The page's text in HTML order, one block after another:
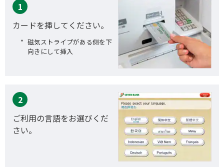
1
カードを挿してください。
磁気ストライプがある側を下
向きにして挿入
2
ご利用の言語をお選びくだ
さい。